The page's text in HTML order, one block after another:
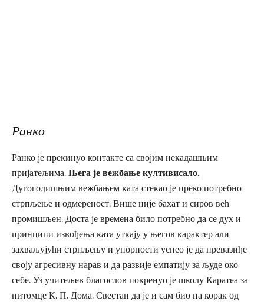
Ранко
Ранко је прекинуо контакте са својим некадашњим
пријатељима. Њега је вежбање култивисало.
Дугогодишњим вежбањем ката стекао је преко потребно
стрпљење и одмереност. Више није бахат и сиров већ
промишљен. Доста је времена било потребно да се дух и
принципи извођења ката уткају у његов карактер али
захваљујући стрпљењу и упорности успео је да превазиђе
своју агресивну нарав и да развије емпатију за људе око
себе. Уз учитељев благослов покренуо је школу Каратеа за
питомце К. П. Дома. Свестан да је и сам био на корак од